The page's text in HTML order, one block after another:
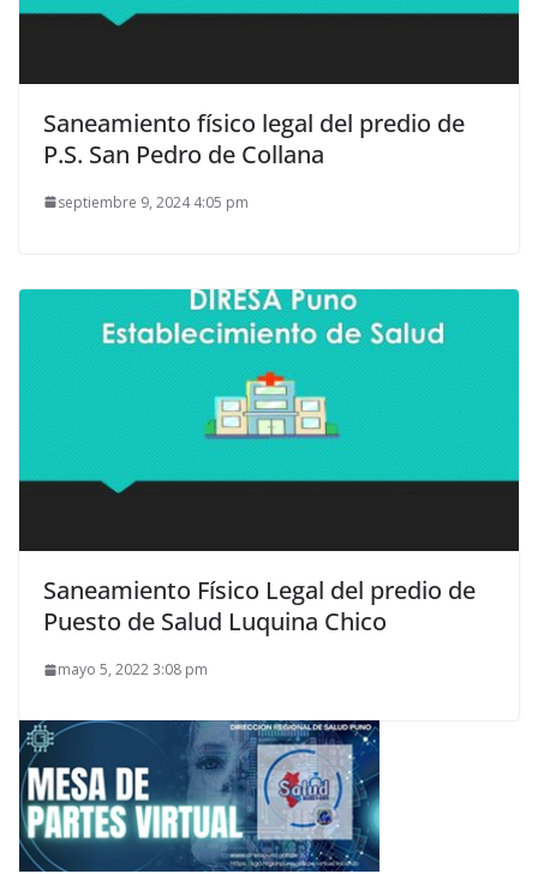
Saneamiento físico legal del predio de
P.S. San Pedro de Collana
septiembre 9, 2024 4:05 pm
Saneamiento Físico Legal del predio de
Puesto de Salud Luquina Chico
mayo 5, 2022 3:08 pm